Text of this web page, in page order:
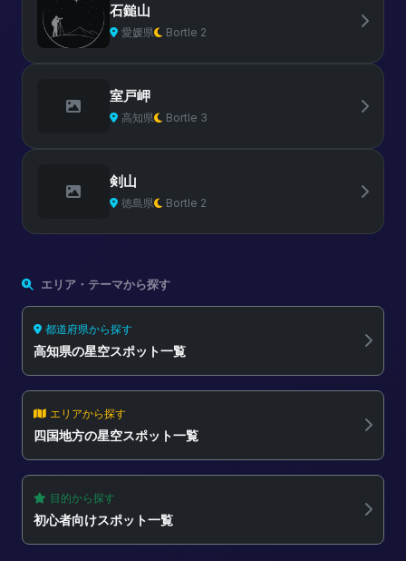
石鎚山
愛媛県 Bortle 2
室戸岬
高知県 Bortle 3
剣山
徳島県 Bortle 2
エリア・テーマから探す
都道府県から探す
高知県の星空スポット一覧
エリアから探す
四国地方の星空スポット一覧
目的から探す
初心者向けスポット一覧